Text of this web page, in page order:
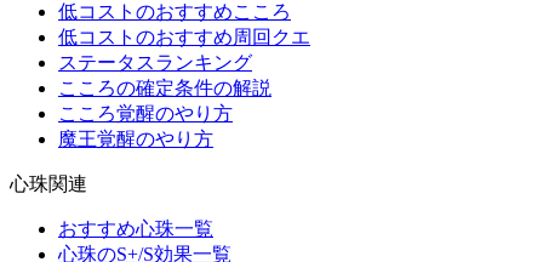
低コストのおすすめこころ
低コストのおすすめ周回クエ
ステータスランキング
こころの確定条件の解説
こころ覚醒のやり方
魔王覚醒のやり方
心珠関連
おすすめ心珠一覧
心珠のS+/S効果一覧